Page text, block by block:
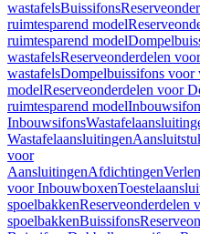
wastafelsBuissifons
ruimtesparend model
ruimtesparend model
wastafelsReserveonderdelen
wastafelsDompelbuissifons voor
modelReserveonderdelen voor
ruimtesparend model
Inbouwsifons
Wastafelaansluitingen
voor
AansluitingenAfdichtingen
voor Inbouwboxen
spoelbakkenReserveonderdelen
spoelbakkenBuissifons